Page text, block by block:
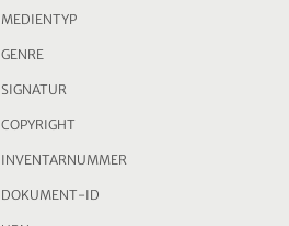
MEDIENTYP
GENRE
SIGNATUR
COPYRIGHT
INVENTARNUMMER
DOKUMENT-ID